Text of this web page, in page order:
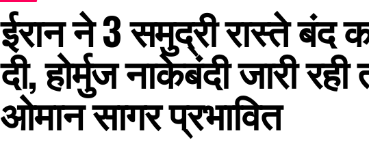
ईरान ने 3 समुद्री रास्ते बंद
दी, होर्मुज नाकेबंदी जारी
ओमान सागर प्रभावित